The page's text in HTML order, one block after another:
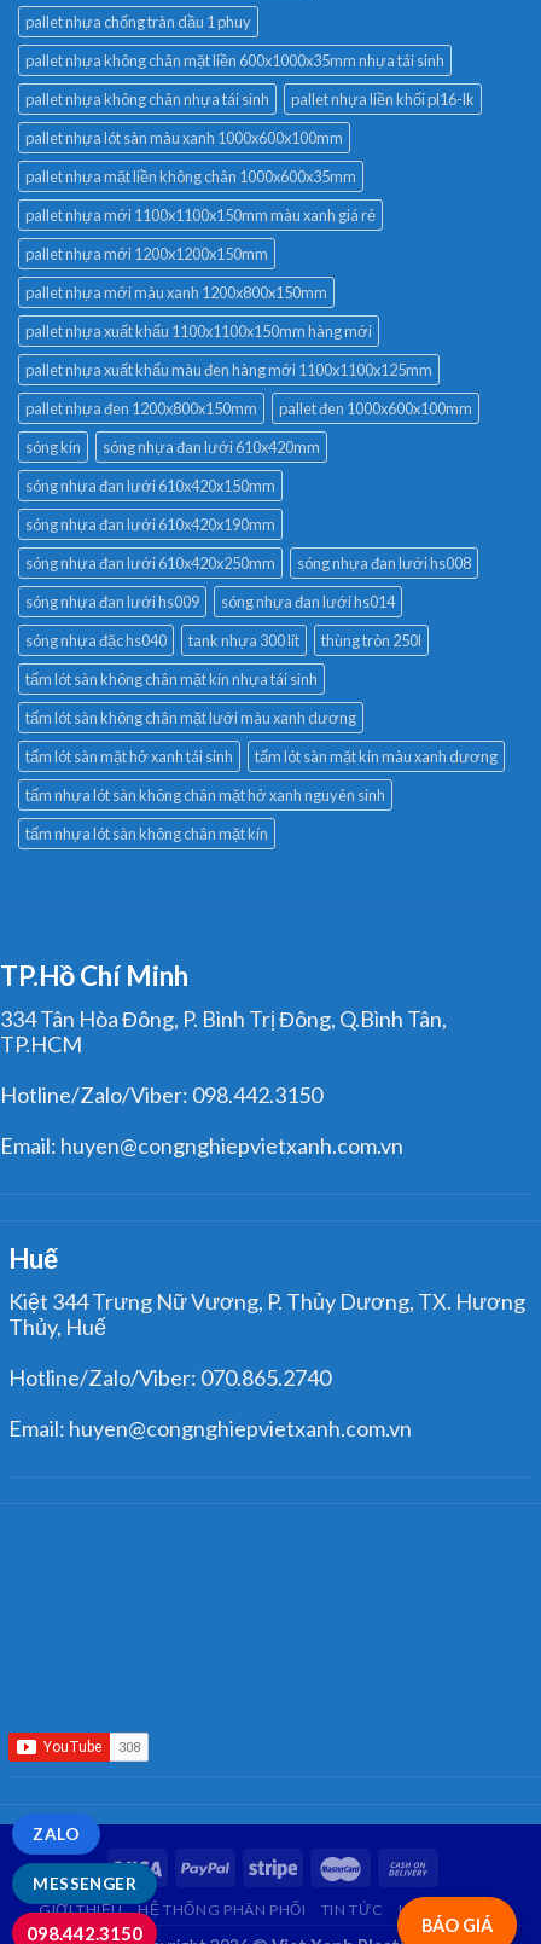
pallet nhựa chống tràn dầu 1 phuy
pallet nhựa không chân mặt liền 600x1000x35mm nhựa tái sinh
pallet nhựa không chân nhựa tái sinh
pallet nhựa liền khối pl16-lk
pallet nhựa lót sàn màu xanh 1000x600x100mm
pallet nhựa mặt liền không chân 1000x600x35mm
pallet nhựa mới 1100x1100x150mm màu xanh giá rẻ
pallet nhựa mới 1200x1200x150mm
pallet nhựa mới màu xanh 1200x800x150mm
pallet nhựa xuất khẩu 1100x1100x150mm hàng mới
pallet nhựa xuất khẩu màu đen hàng mới 1100x1100x125mm
pallet nhựa đen 1200x800x150mm
pallet đen 1000x600x100mm
sóng kín
sóng nhựa đan lưới 610x420mm
sóng nhựa đan lưới 610x420x150mm
sóng nhựa đan lưới 610x420x190mm
sóng nhựa đan lưới 610x420x250mm
sóng nhựa đan lưới hs008
sóng nhựa đan lưới hs009
sóng nhựa đan lưới hs014
sóng nhựa đặc hs040
tank nhựa 300 lít
thùng tròn 250l
tấm lót sàn không chân mặt kín nhựa tái sinh
tấm lót sàn không chân mặt lưới màu xanh dương
tấm lót sàn mặt hở xanh tái sinh
tấm lót sàn mặt kín màu xanh dương
tấm nhựa lót sàn không chân mặt hở xanh nguyên sinh
tấm nhựa lót sàn không chân mặt kín
TP.Hồ Chí Minh
334 Tân Hòa Đông, P. Bình Trị Đông, Q.Bình Tân,
TP.HCM
Hotline/Zalo/Viber: 098.442.3150
Email: huyen@congnghiepvietxanh.com.vn
Huế
Kiệt 344 Trưng Nữ Vương, P. Thủy Dương, TX. Hương
Thủy, Huế
Hotline/Zalo/Viber: 070.865.2740
Email: huyen@congnghiepvietxanh.com.vn
BÁO GIÁ
GIỚI THIỆU HỆ THỐNG PHÂN PHỐI TIN TỨC LIÊN HỆ
MESSENGER
ZALO
098.442.3150